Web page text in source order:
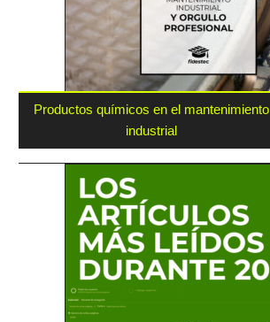
Productos químicos en el mantenimiento
industrial